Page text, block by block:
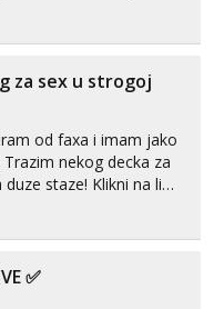
+385 91 723 0045
za sex u strogoj
od faxa i imam jako
nekog decka za
Klikni na link
✅